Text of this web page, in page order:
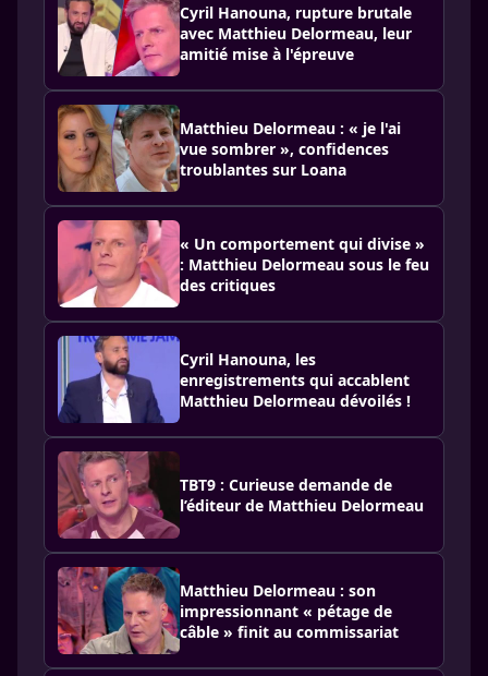
Cyril Hanouna, rupture brutale
avec Matthieu Delormeau, leur
amitié mise à l'épreuve
Matthieu Delormeau : « je l'ai
vue sombrer », confidences
troublantes sur Loana
« Un comportement qui divise »
: Matthieu Delormeau sous le feu
des critiques
Cyril Hanouna, les
enregistrements qui accablent
Matthieu Delormeau dévoilés !
TBT9 : Curieuse demande de
l’éditeur de Matthieu Delormeau
Matthieu Delormeau : son
impressionnant « pétage de
câble » finit au commissariat